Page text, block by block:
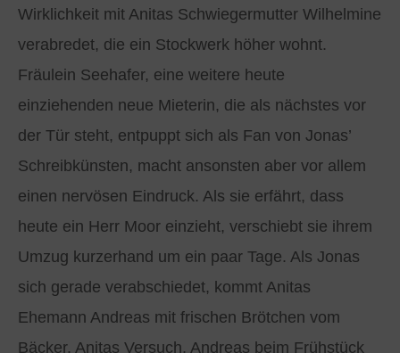
Wirklichkeit mit Anitas Schwiegermutter Wilhelmine
verabredet, die ein Stockwerk höher wohnt.
Fräulein Seehafer, eine weitere heute
einziehenden neue Mieterin, die als nächstes vor
der Tür steht, entpuppt sich als Fan von Jonas’
Schreibkünsten, macht ansonsten aber vor allem
einen nervösen Eindruck. Als sie erfährt, dass
heute ein Herr Moor einzieht, verschiebt sie ihrem
Umzug kurzerhand um ein paar Tage. Als Jonas
sich gerade verabschiedet, kommt Anitas
Ehemann Andreas mit frischen Brötchen vom
Bäcker. Anitas Versuch, Andreas beim Frühstück